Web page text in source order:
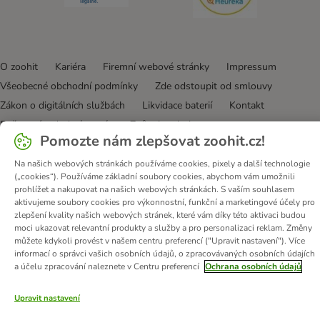
O zoohit Kariéra Firemní webové stránky
Impressum
Všeobecné obchodní podmínky
Zde odstoupit od smlouvy
Zákon o digitálních službách
Likvidace baterií
Kontakt
Poštovné a dodací termín
Způsoby platby
Partnerský program
Ochrana osobních údajů
Ochrana osobních údajů
Prohlášení o přístupnosti
© zooplus SE 2026
Pomozte nám zlepšovat zoohit.cz!
Na našich webových stránkách používáme cookies, pixely a další technologie
(„cookies“). Používáme základní soubory cookies, abychom vám umožnili
prohlížet a nakupovat na našich webových stránkách. S vaším souhlasem
aktivujeme soubory cookies pro výkonnostní, funkční a marketingové účely pro
zlepšení kvality našich webových stránek, které vám díky této aktivaci budou
moci ukazovat relevantní produkty a služby a pro personalizaci reklam. Změny
můžete kdykoli provést v našem centru preferencí ("Upravit nastavení"). Více
informací o správci vašich osobních údajů, o zpracovávaných osobních údajích
a účelu zpracování naleznete v Centru preferencí Ochrana osobních údajů
Upravit nastavení